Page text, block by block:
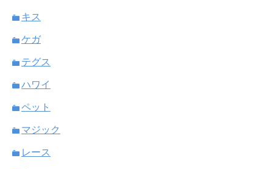
キス
ケガ
テグス
ハワイ
ペット
マジック
レース